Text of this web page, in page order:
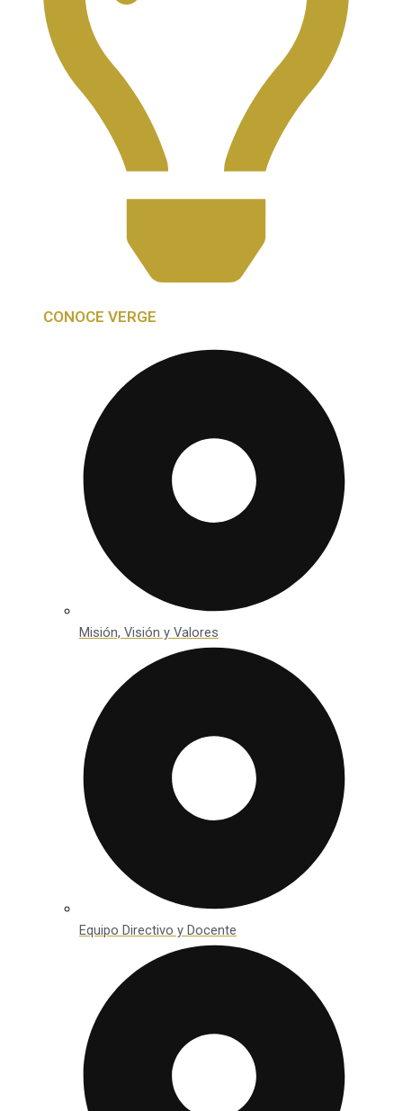
CONOCE VERGE
Misión, Visión y Valores
Equipo Directivo y Docente